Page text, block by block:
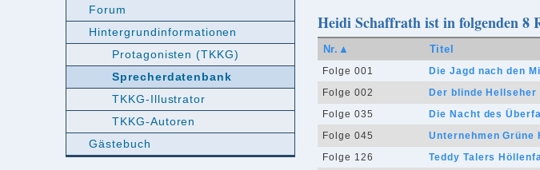
Heidi Schaffrath ist in folgenden 8
Nr.▲ Titel
Folge 001 Die Jagd nach den
Folge 002
Der blinde Hellseher
Folge 035
Die Nacht des
Folge 045
Unternehmen Grüne
Folge 126
Teddy Talers
Forum
Hintergrundinformationen
Protagonisten (TKKG)
Sprecherdatenbank
TKKG-Illustrator
TKKG-Autoren
Gästebuch